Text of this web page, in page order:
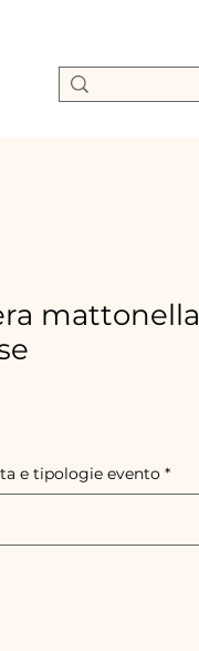
mattonella
e tipologie evento *